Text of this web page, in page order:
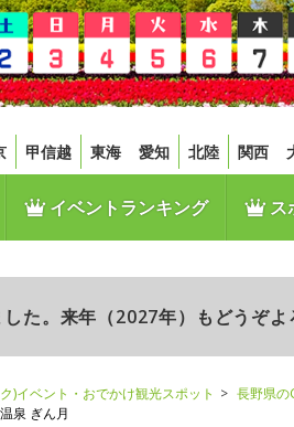
甲信越 東海 愛知 北陸 関西
イベントランキング ス
た。来年（2027年）もどうぞよ
)イベント・おでかけ観光スポット
長野県の
泉 ぎん月